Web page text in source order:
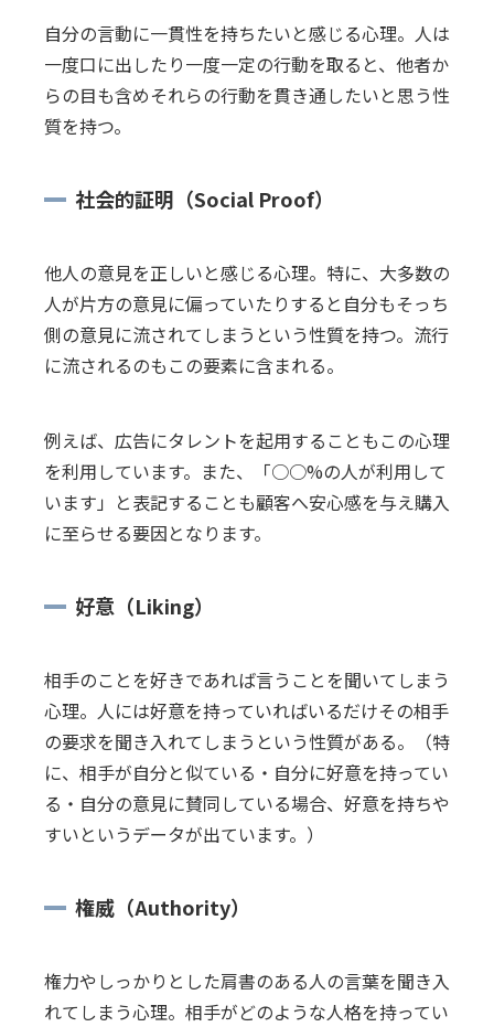
自分の言動に一貫性を持ちたいと感じる心理。人は
一度口に出したり一度一定の行動を取ると、他者か
らの目も含めそれらの行動を貫き通したいと思う性
質を持つ。
社会的証明（Social Proof）
他人の意見を正しいと感じる心理。特に、大多数の
人が片方の意見に偏っていたりすると自分もそっち
側の意見に流されてしまうという性質を持つ。流行
に流されるのもこの要素に含まれる。
例えば、広告にタレントを起用することもこの心理
を利用しています。また、「○○%の人が利用して
います」と表記することも顧客へ安心感を与え購入
に至らせる要因となります。
好意（Liking）
相手のことを好きであれば言うことを聞いてしまう
心理。人には好意を持っていればいるだけその相手
の要求を聞き入れてしまうという性質がある。（特
に、相手が自分と似ている・自分に好意を持ってい
る・自分の意見に賛同している場合、好意を持ちや
すいというデータが出ています。）
権威（Authority）
権力やしっかりとした肩書のある人の言葉を聞き入
れてしまう心理。相手がどのような人格を持ってい